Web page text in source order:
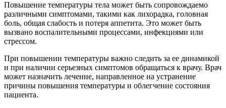
Повышение температуры тела может быть сопровождаемо
различными симптомами, такими как лихорадка, головная
боль, общая слабость и потеря аппетита. Это может быть
вызвано воспалительными процессами, инфекциями или
стрессом.
При повышении температуры важно следить за ее динамикой
и при наличии серьезных симптомов обращаться к врачу. Врач
может назначить лечение, направленное на устранение
причины повышения температуры и облегчение состояния
пациента.